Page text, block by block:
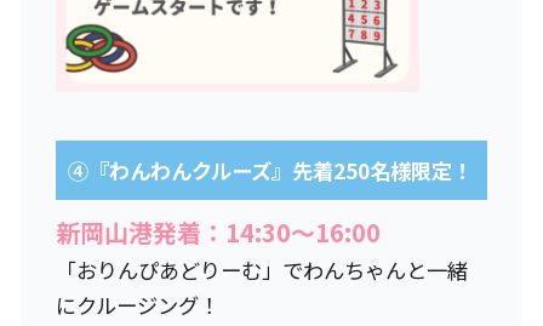
④『わんわんクルーズ』先着250名様限定！
新岡山港発着：14:30〜16:00
「おりんぴあどりーむ」でわんちゃんと一緒
にクルージング！